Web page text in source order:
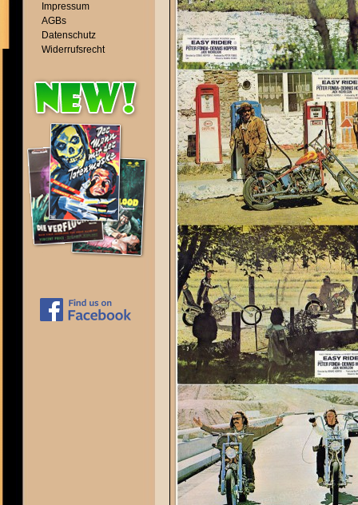
Impressum
AGBs
Datenschutz
Widerrufsrecht